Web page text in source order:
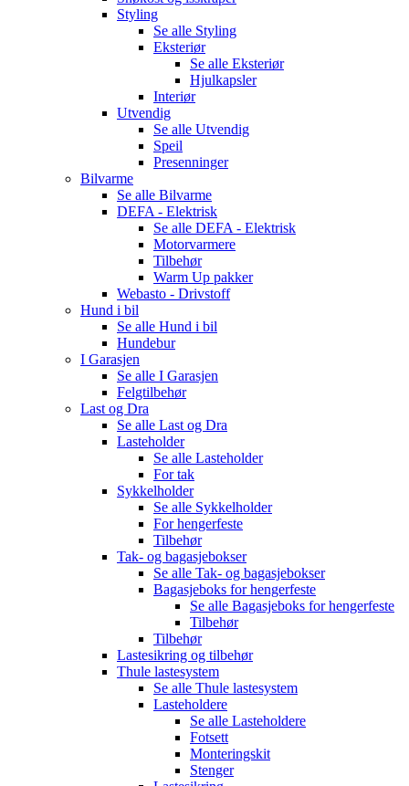
Styling
Se alle Styling
Eksteriør
Se alle Eksteriør
Hjulkapsler
Interiør
Utvendig
Se alle Utvendig
Speil
Presenninger
Bilvarme
Se alle Bilvarme
DEFA - Elektrisk
Se alle DEFA - Elektrisk
Motorvarmere
Tilbehør
Warm Up pakker
Webasto - Drivstoff
Hund i bil
Se alle Hund i bil
Hundebur
I Garasjen
Se alle I Garasjen
Felgtilbehør
Last og Dra
Se alle Last og Dra
Lasteholder
Se alle Lasteholder
For tak
Sykkelholder
Se alle Sykkelholder
For hengerfeste
Tilbehør
Tak- og bagasjebokser
Se alle Tak- og bagasjebokser
Bagasjeboks for hengerfeste
Se alle Bagasjeboks for hengerfeste
Tilbehør
Tilbehør
Lastesikring og tilbehør
Thule lastesystem
Se alle Thule lastesystem
Lasteholdere
Se alle Lasteholdere
Fotsett
Monteringskit
Stenger